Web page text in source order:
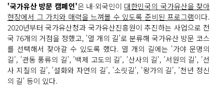
'국가유산 방문 캠페인'은 내·외국인이 대한민국의 국가유산을 찾아
현장에서 그 가치와 매력을 느껴볼 수 있도록 준비된 프로그램이다.
2020년부터 국가유산청과 국가유산진흥원이 추진하는 사업으로 전
국 76개의 거점을 정했고, '열 개의 길'로 분류해 국가유산 방문 코스
를 선택해서 찾아갈 수 있도록 했다. 열 개의 길에는 '가야 문명의
길', '관동 풍류의 길', '백제 고도의 길', '산사의 길', '서원의 길', '선
사 지질의 길', '설화와 자연의 길', '소릿길', '왕가의 길', '천년 정신
의 길' 등이 있다.